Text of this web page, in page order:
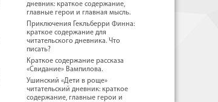
дневник: краткое содержание,
главные герои и главная мысль.
Приключения Гекльберри Финна:
краткое содержание для
читательского дневника. Что
писать?
Краткое содержание рассказа
«Свидание» Вампилова.
Ушинский «Дети в роще»
читательский дневник: краткое
содержание, главные герои и